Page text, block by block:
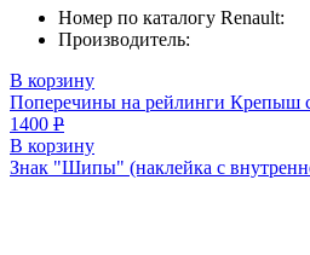
Номер по каталогу Renault:
Производитель:
В корзину
Поперечины на рейлинги Крепыш
1400 Р
В корзину
Знак "Шипы" (наклейка с